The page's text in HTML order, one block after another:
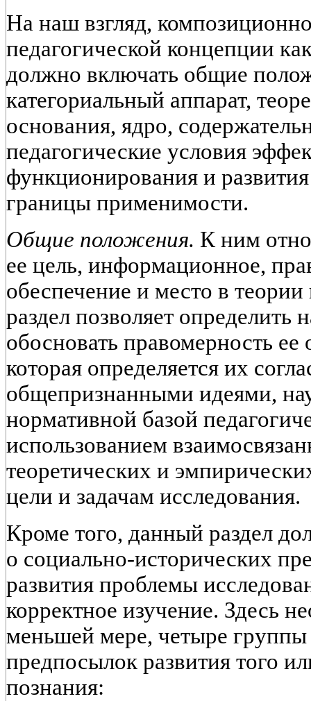
На наш взгляд,
педагогической концепции
должно включать общие
категориальный аппарат,
основания, ядро,
педагогические условия
функционирования и
границы применимости.
Общие положения. К ним
ее цель, информационное,
обеспечение и место в
раздел позволяет определить
обосновать правомерность
которая определяется их
общепризнанными идеями,
нормативной базой
использованием
теоретических и
цели и задачам исследования.
Кроме того, данный раздел
о социально-исторических
развития проблемы
корректное изучение. Здесь
меньшей мере, четыре
предпосылок развития того
познания: